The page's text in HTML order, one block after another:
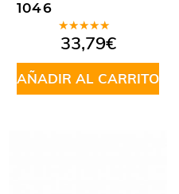
1046
Valorado
en5.00de
5
33,79€
AÑADIR AL CARRITO